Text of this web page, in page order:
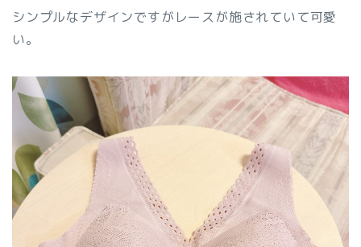
シンプルなデザインですがレースが施されていて可愛
い。